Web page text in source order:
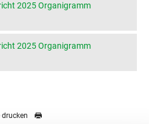
2025 Organigramm
2025 Organigramm
drucken